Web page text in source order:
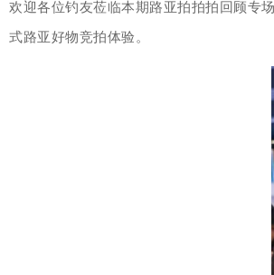
欢迎各位钓友莅临本期路亚拍拍拍回顾专
式路亚好物竞拍体验。